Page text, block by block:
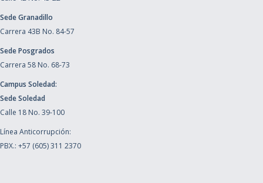
Sede Granadillo
Carrera 43B No. 84-57
Sede Posgrados
Carrera 58 No. 68-73
Campus Soledad:
Sede Soledad
Calle 18 No. 39-100
Línea Anticorrupción:
PBX.: +57 (605) 311 2370